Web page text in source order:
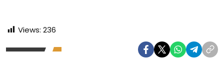
Views: 236